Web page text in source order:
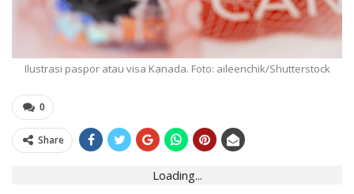
Ilustrasi paspor atau visa Kanada. Foto: aileenchik/Shutterstock
0
Share
Loading...